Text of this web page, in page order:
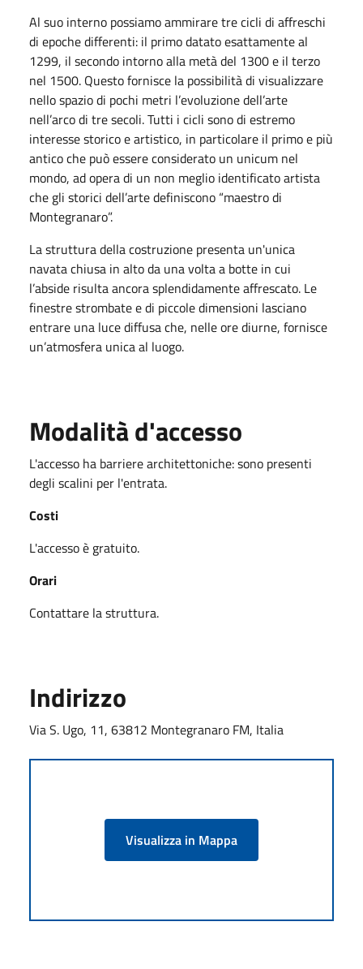
Al suo interno possiamo ammirare tre cicli di affreschi
di epoche differenti: il primo datato esattamente al
1299, il secondo intorno alla metà del 1300 e il terzo
nel 1500. Questo fornisce la possibilità di visualizzare
nello spazio di pochi metri l’evoluzione dell’arte
nell’arco di tre secoli. Tutti i cicli sono di estremo
interesse storico e artistico, in particolare il primo e più
antico che può essere considerato un unicum nel
mondo, ad opera di un non meglio identificato artista
che gli storici dell’arte definiscono “maestro di
Montegranaro”.
La struttura della costruzione presenta un'unica
navata chiusa in alto da una volta a botte in cui
l’abside risulta ancora splendidamente affrescato. Le
finestre strombate e di piccole dimensioni lasciano
entrare una luce diffusa che, nelle ore diurne, fornisce
un’atmosfera unica al luogo.
Modalità d'accesso
L'accesso ha barriere architettoniche: sono presenti
degli scalini per l'entrata.
Costi
L'accesso è gratuito.
Orari
Contattare la struttura.
Indirizzo
Via S. Ugo, 11, 63812 Montegranaro FM, Italia
Visualizza in Mappa